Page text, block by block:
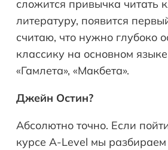
сложится привычка читать
литературу, появится
считаю, что нужно глубоко
классику на основном
«Гамлета», «Макбета».
Джейн Остин?
Абсолютно точно. Если
курсе A-Level мы разбираем